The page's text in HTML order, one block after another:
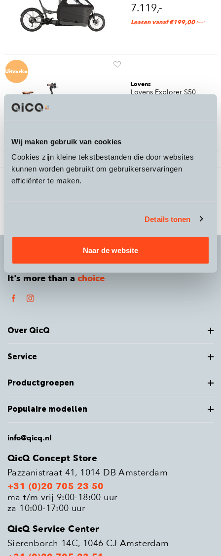
Wij maken gebruik van cookies
Cookies zijn kleine tekstbestanden die door websites
kunnen worden gebruikt om gebruikerservaringen
efficiënter te maken.
Details tonen
Naar de website
7.119,-
Leasen vanaf €199,00 /mnd
Uitverkocht
Lovens
Lovens Explorer S50
3 producten gevonden
It's more than a choice
Over QicQ
Service
Productgroepen
Populaire modellen
info@qicq.nl
QicQ Concept Store
Pazzanistraat 41, 1014 DB Amsterdam
+31 (0)20 705 23 50
ma t/m vrij 9:00-18:00 uur
za 10:00-17:00 uur
QicQ Service Center
Sierenborch 14C, 1046 CJ Amsterdam